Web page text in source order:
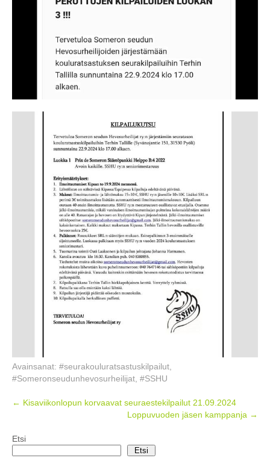
Avainsanat: #seurakouluratsastuskilpailut
#Someronseudunhevosurheilijat #SSHU
Post
← Kisaviikonlopun korvaavat seuraestekilpailut 21.09.2024
Loppuvuoden jäsen kamppanja →
Etsi
Etsi